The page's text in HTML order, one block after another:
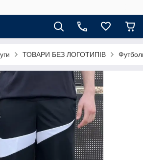
ТОВАРИ БЕЗ ЛОГОТИПІВ